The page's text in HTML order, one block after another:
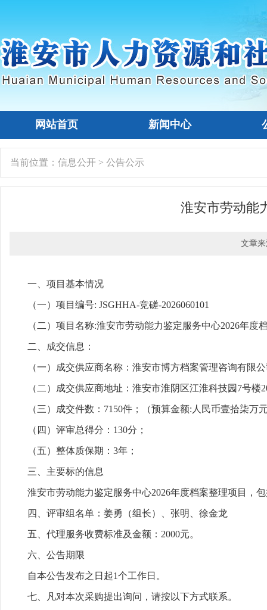
网站首页 新闻中心
当前位置： 信息公开 > 公告公示
淮安市劳动能
文章
一、项目基本情况
（一）项目编号: JSGHHA-竞磋-2026060101
（二）项目名称:淮安市劳动能力鉴定服务中心2026年度
二、成交信息：
（一）成交供应商名称：淮安市博方档案管理咨询有限
（二）成交供应商地址：淮安市淮阴区江淮科技园7号楼
（三）成交件数：7150件；（预算金额:人民币壹拾柒万
（四）评审总得分：130分；
（五）整体质保期：3年；
三、主要标的信息
淮安市劳动能力鉴定服务中心2026年度档案整理项目，
四、评审组名单：姜勇（组长）、张明、徐金龙
五、代理服务收费标准及金额：2000元。
六、公告期限
自本公告发布之日起1个工作日。
七、凡对本次采购提出询问，请按以下方式联系。